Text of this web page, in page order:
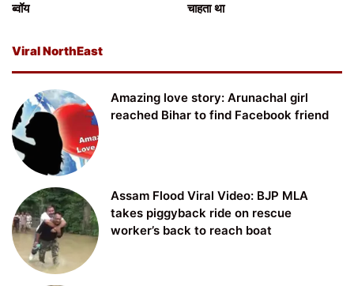
ब्वॉय
चाहता था
Viral NorthEast
Amazing love story: Arunachal girl
reached Bihar to find Facebook friend
Assam Flood Viral Video: BJP MLA
takes piggyback ride on rescue
worker’s back to reach boat